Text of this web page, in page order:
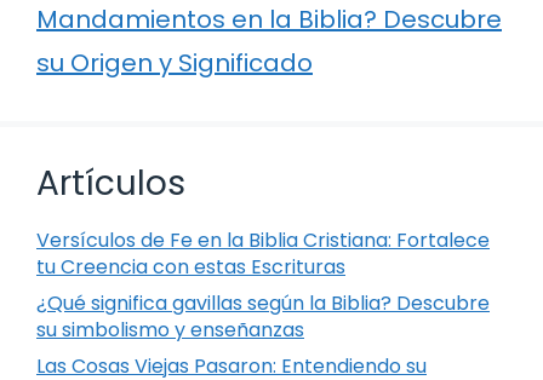
Mandamientos en la Biblia? Descubre
su Origen y Significado
Artículos
Versículos de Fe en la Biblia Cristiana: Fortalece
tu Creencia con estas Escrituras
¿Qué significa gavillas según la Biblia? Descubre
su simbolismo y enseñanzas
Las Cosas Viejas Pasaron: Entendiendo su